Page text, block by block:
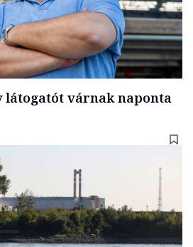
látogatót várnak naponta